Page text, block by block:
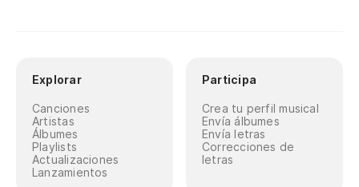
Explorar
Canciones
Artistas
Álbumes
Playlists
Actualizaciones
Lanzamientos
Participa
Crea tu perfil musical
Envía álbumes
Envía letras
Correcciones de
letras